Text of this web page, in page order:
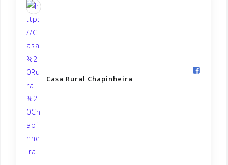
Casa Rural Chapinheira️